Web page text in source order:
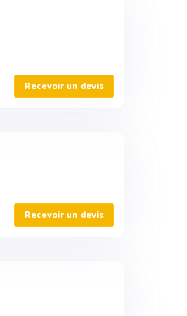
Recevoir un devis
Recevoir un devis